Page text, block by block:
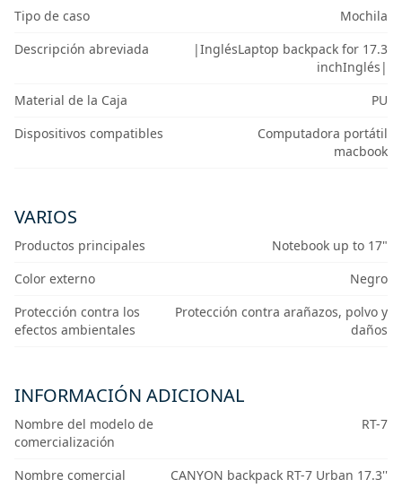
Tipo de caso
Mochila
Descripción abreviada
|InglésLaptop backpack for 17.3
inchInglés|
Material de la Caja
PU
Dispositivos compatibles
Computadora portátil
macbook
VARIOS
Productos principales
Notebook up to 17"
Color externo
Negro
Protección contra los
efectos ambientales
Protección contra arañazos, polvo y
daños
INFORMACIÓN ADICIONAL
Nombre del modelo de
comercialización
RT-7
Nombre comercial
CANYON backpack RT-7 Urban 17.3''